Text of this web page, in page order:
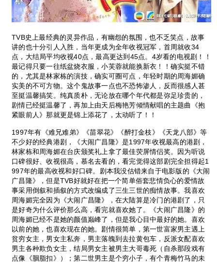
TVB史上最经典的灵异作品，有幽怨的氛围，也不乏笑点，故事
讲的也十分引人入胜，当年更成为全年收视冠军，首周就收34
点，大结局平均收视40点，最高更达到45点。4岁看的电视剧！！
最记得只要一往纸盆烧衣服，小芙蓉就能换新衣！！确实挺不错
的，尤其是林家栋的演技，确实可圈可点，年轻时期的周海媚确
实美的不可方物。这个鬼故事一点也不恐怖渗人，反而很感人甚
至挺温馨搞笑。纯真质朴，无论放在哪个年代都是弥足珍贵的，
剧情已经挺温馨了，再加上由天后梅艳芳倾情献唱的主题曲《抱
紧眼前人》那就更是锦上添花了，太动听了！！
1997年有《难兄难弟》《苗翠花》《醉打金枝》《天龙八部》等
不少好的经典港剧，《大闹广昌隆》是1997年收视最高的港剧，
林家栋和周海媚在台庆颁奖礼上拿了最佳荧屏情侣奖。因为听说
口碑很好、收视很高，慕名去看的，看完觉得这部剧完全担得起1
997年的最高收视和好口碑。剧本我没估错来自于电影版的《大闹
广昌隆》，但是TVB好就好在把一个简单俗套悲情负心的爱情故
事采用倒叙和插叙的方式改编成了三生三世的痴情故事。我喜欢
周海媚完全因为《大闹广昌隆》，在大陆算是冷门的港剧了，只
是好奇为什么评价那么高，看完就喜欢她了。《大闹广昌隆》的
周海媚已经不是她的颜值巅峰了，但是我心目中最好的她。喜欢
以前的她，也喜欢现在的她。剧情很简单，第一世富家男主遇上
贫穷女主，男女主私奔，男主落魄到去拉黄包车，反派女配喜欢
男主各种欺负女主，结局男女主被男主大哥毒死（自杀那段戏有
点像《胭脂扣》）；第二世男主是个穷小子，有个青梅竹马的未